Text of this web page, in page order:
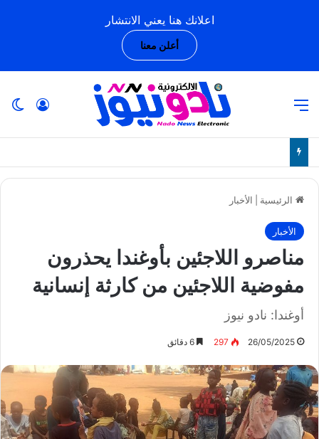
اعلانك هنا يعني الانتشار
أعلن معنا
الرئيسية الأخبار
الأخبار
مناصرو اللاجئين بأوغندا يحذرون
مفوضية اللاجئين من كارثة إنسانية
أوغندا: نادو نيوز
26/05/2025
297